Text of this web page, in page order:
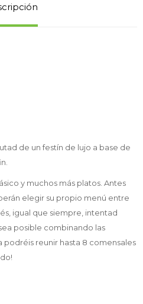
de un festín de lujo a base de
y muchos más platos. Antes
elegir su propio menú entre
igual que siempre, intentad
posible combinando las
podréis reunir hasta 8 comensales